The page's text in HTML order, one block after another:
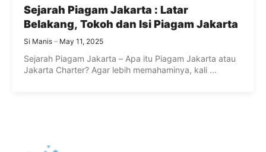
Sejarah Piagam Jakarta : Latar
Belakang, Tokoh dan Isi Piagam Jakarta
Si Manis May 11, 2025
Sejarah Piagam Jakarta – Apa itu Piagam Jakarta atau
Jakarta Charter? Agar lebih memahaminya, kali ...